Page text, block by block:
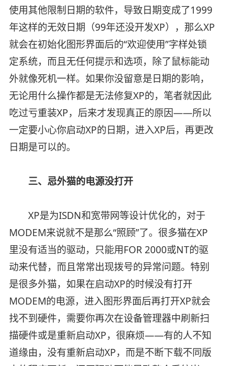
使用其他限制日期的软件，导致日期变成了1999
年这样的无效日期（99年还没开发XP），那么XP
就会在初始化图形界面后的“欢迎使用”字样处锁
定系统，而且无任何提示和选项，除了鼠标能动
外就像死机一样。如果你没留意是日期的影响，
无论用什么操作都是无法修复XP的，笔者就因此
吃过亏重装XP，后来才发现真正的原因——所以
一定要小心你启动XP的日期，进入XP后，再更改
日期是可以的。
三、忌外猫的电源没打开
XP是为ISDN和宽带网等设计优化的，对于
MODEM来说就不是那么“照顾”了。很多猫在XP
里没有适当的驱动，只能用FOR 2000或NT的驱
动来代替，而且常常出现拨号的异常问题。特别
是很多外猫，如果在启动XP的时候没有打开
MODEM的电源，进入图形界面后再打开XP就会
找不到硬件，需要你再次在设备管理器中刷新扫
描硬件或是重新启动XP，很麻烦——有的人不知
道缘由，没有重新启动XP，而是不断下载不同版